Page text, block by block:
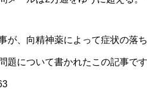
が、向精神薬によって症状の落
題について書かれたこの記事です